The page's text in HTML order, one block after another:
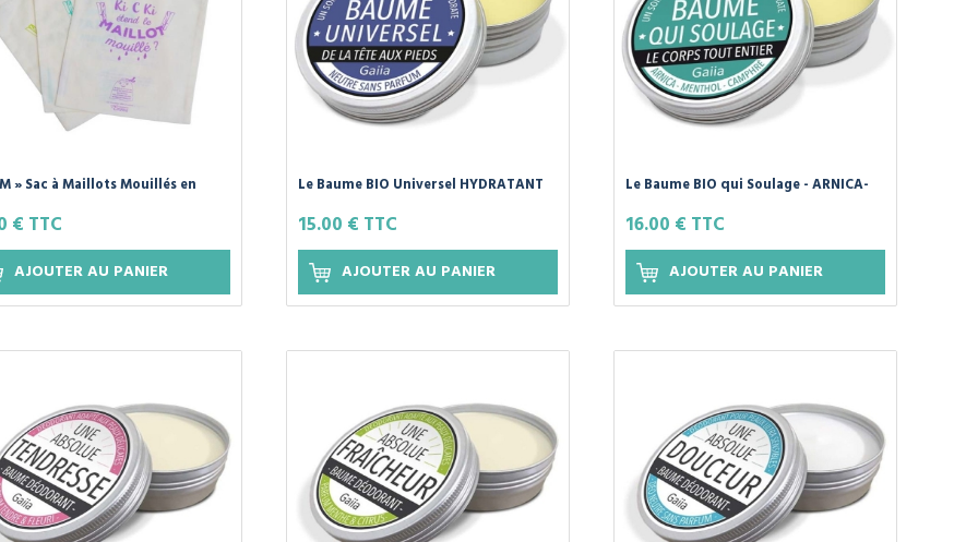
» Sac à Maillots Mouillés en
€ TTC
AJOUTER AU PANIER
Le Baume BIO Universel HYDRATANT
15.00 € TTC
AJOUTER AU PANIER
Le Baume BIO qui Soulage - ARNICA-
16.00 € TTC
AJOUTER AU PANIER